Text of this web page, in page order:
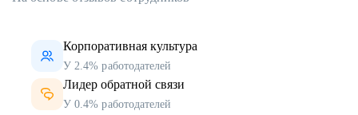
Корпоративная культура
У 2.4% работодателей
Лидер обратной связи
У 0.4% работодателей